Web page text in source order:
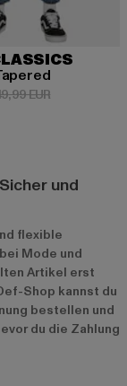
28,99 EUR
EURAktionspreis:
und
flexible
Mode und
Artikel erst
Shop kannst du
bestellen und
du die Zahlung